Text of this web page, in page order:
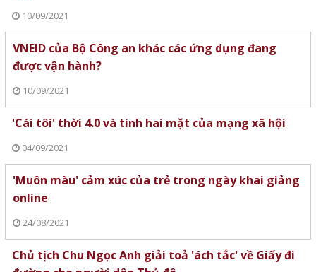
10/09/2021
VNEID của Bộ Công an khác các ứng dụng đang
được vận hành?
10/09/2021
'Cái tôi' thời 4.0 và tính hai mặt của mạng xã hội
04/09/2021
'Muôn màu' cảm xúc của trẻ trong ngày khai giảng
online
24/08/2021
Chủ tịch Chu Ngọc Anh giải toả 'ách tắc' về Giấy đi